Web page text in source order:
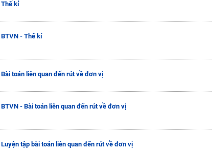
Thế kỉ
BTVN - Thế kỉ
Bài toán liên quan đến rút về đơn vị
BTVN - Bài toán liên quan đến rút về đơn vị
Luyện tập bài toán liên quan đến rút về đơn vị